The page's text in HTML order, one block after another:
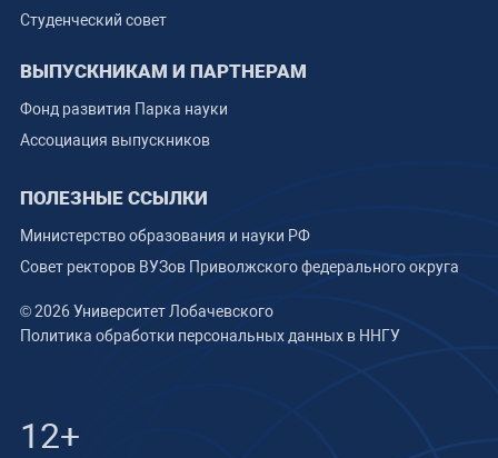
Студенческий совет
ВЫПУСКНИКАМ И ПАРТНЕРАМ
Фонд развития Парка науки
Ассоциация выпускников
ПОЛЕЗНЫЕ ССЫЛКИ
Министерство образования и науки РФ
Совет ректоров ВУЗов Приволжского федерального округа
© 2026 Университет Лобачевского
Политика обработки персональных данных в ННГУ
12+